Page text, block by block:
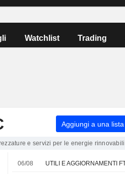
Watchlist Trading
Aggiungi a una lista
e servizi per le energie rinnovabili
06/08